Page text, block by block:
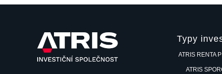
Typy
ATRIS RENTA
ATRIS